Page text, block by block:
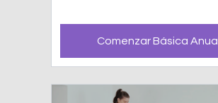
Comenzar Básica Anual